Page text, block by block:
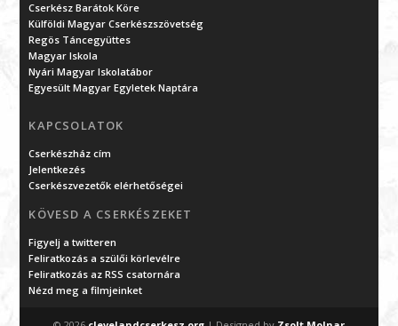
Cserkész Barátok Köre
Külföldi Magyar Cserkészszövetség
Regös Táncegyüttes
Magyar Iskola
Nyári Magyar Iskolatábor
Egyesült Magyar Egyletek Naptára
KAPCSOLATOK
Cserkészház cím
Jelentkezés
Cserkészvezetők elérhetőségei
KÖVESD A CSERKÉSZEKET
Figyelj a twitteren
Feliratkozás a szülői körlevélre
Feliratkozás az RSS csatornára
Nézd meg a filmjeinket